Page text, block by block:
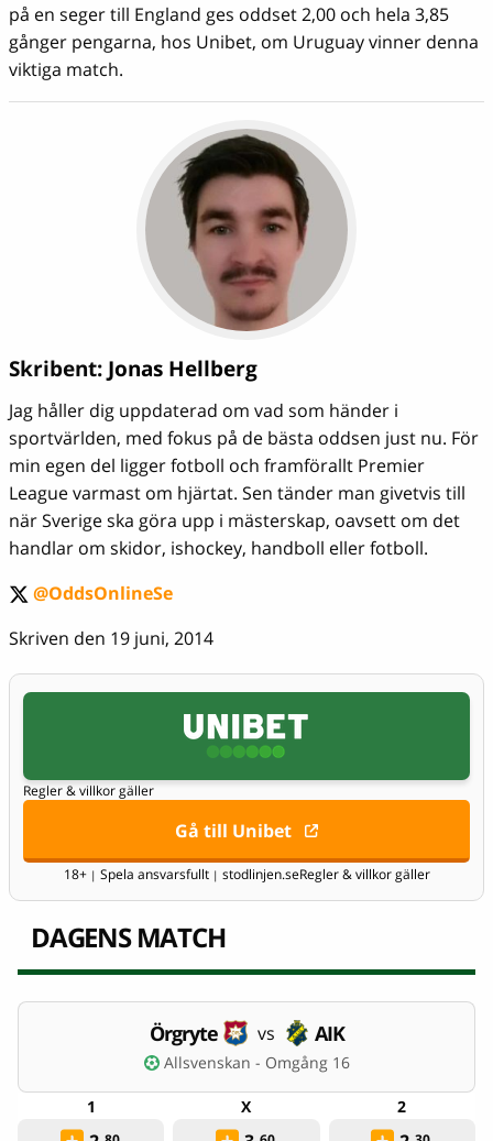
på en seger till England ges oddset 2,00 och hela 3,85
gånger pengarna, hos Unibet, om Uruguay vinner denna
viktiga match.
Skribent: Jonas Hellberg
Jag håller dig uppdaterad om vad som händer i
sportvärlden, med fokus på de bästa oddsen just nu. För
min egen del ligger fotboll och framförallt Premier
League varmast om hjärtat. Sen tänder man givetvis till
när Sverige ska göra upp i mästerskap, oavsett om det
handlar om skidor, ishockey, handboll eller fotboll.
twitter
@OddsOnlineSe
Skriven den 19 juni, 2014
Regler & villkor gäller
Gå till Unibet
18+ | Spela ansvarsfullt | stodlinjen.seRegler & villkor gäller
DAGENS MATCH
Örgryte vs AIK
Allsvenskan - Omgång 16